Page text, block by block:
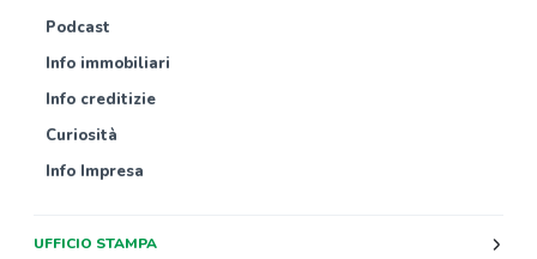
Podcast
Info immobiliari
Info creditizie
Curiosità
Info Impresa
UFFICIO STAMPA